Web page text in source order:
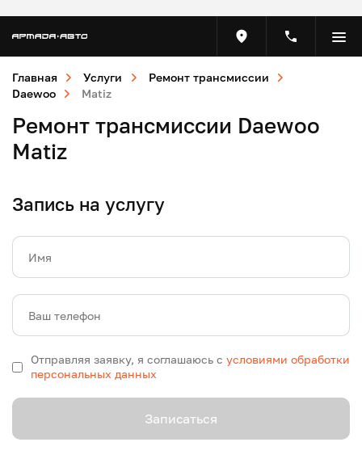
Главная Услуги
Ремонт трансмиссии
Daewoo
Matiz
Ремонт трансмиссии Daewoo
Matiz
Запись на услугу
Имя
Ваш телефон
Отправляя заявку, я соглашаюсь с условиями обработки
персональных данных
Записаться